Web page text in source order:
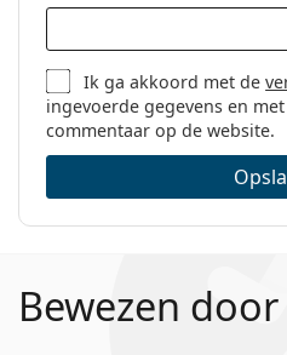
Ik ga akkoord met de
ingevoerde gegevens en
commentaar op de website.
Bewezen